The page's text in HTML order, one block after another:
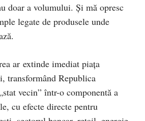
doar a volumului. Și mă opresc
legate de produsele unde
ar extinde imediat piața
transformând Republica
vecin” într-o componentă a
cu efecte directe pentru